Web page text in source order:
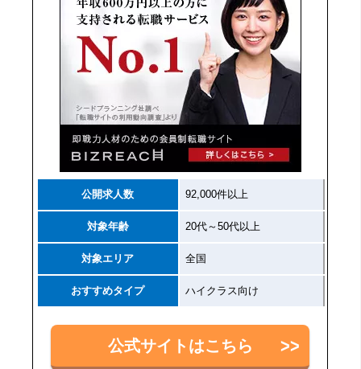
公開求人数 92,000件以上
対象年齢 20代～50代以上
対象エリア 全国
おすすめタイプ ハイクラス向け
公式サイトはこちら